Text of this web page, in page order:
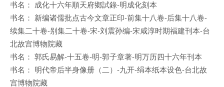
书名： 成化十六年順天府鄉試錄-明成化刻本
书名： 新编诸儒批点古今文章正印-前集十八卷-后集十八卷-
续集二十卷-别集二十卷-宋-刘震孙编-宋咸淳时期福建刊本-台
北故宫博物院藏
书名： 郭氏易解-十五卷-明-郭子章著-明万历四十六年刊本
书名： 明代帝后半身像册（二）-九开-绢本纸本设色-台北故
宫博物院藏